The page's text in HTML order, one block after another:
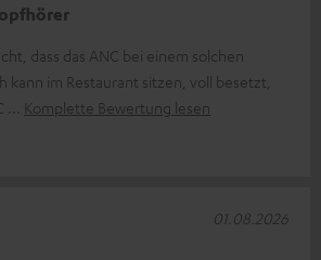
dass das ANC bei einem solchen
kann im Restaurant sitzen, voll besetzt,
Komplette Bewertung lesen
01.08.2026